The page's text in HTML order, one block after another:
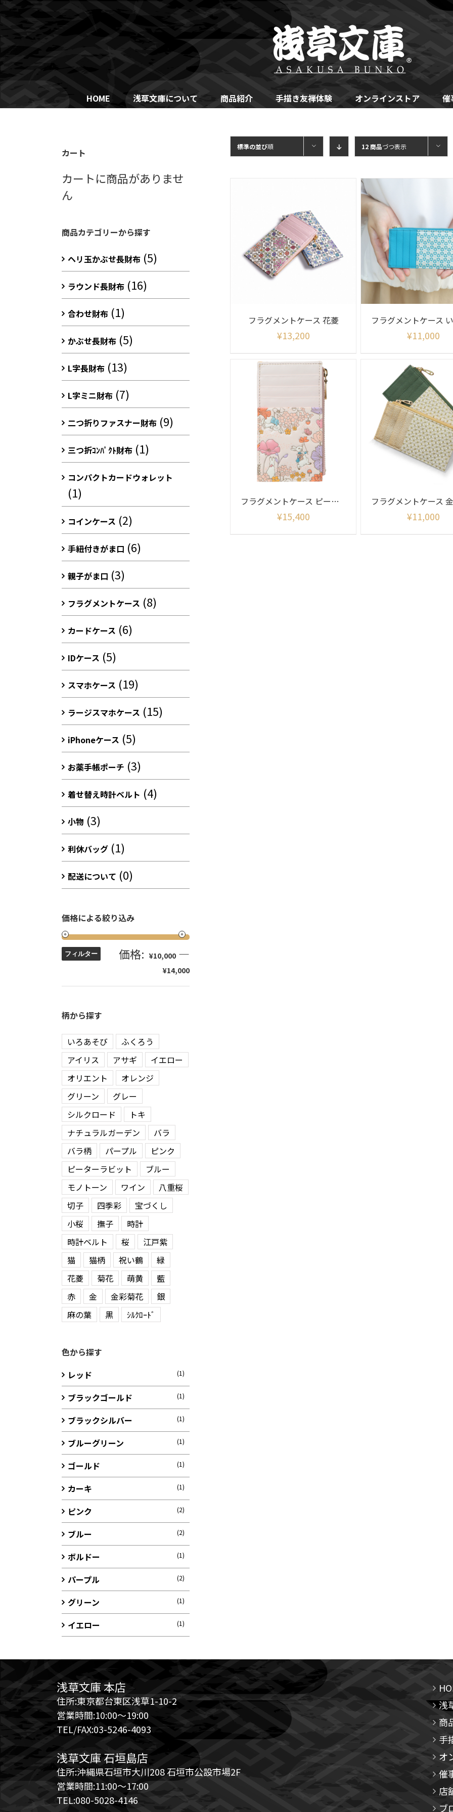
Skip
to
content
HOME 浅草文庫について 商品紹介 手描き友禅体験 オンラインストア 催
標準の並び順 12 商品づつ表示
フラグメントケース 花菱
¥13,200 ¥11,000
フラグメントケース ピーターラビット リニアメドウ柄
¥15,400 ¥11,000
カート
カートに商品がありませ
ん
商品カテゴリーから探す
ヘリ玉かぶせ長財布 (5)
ラウンド長財布 (16)
合わせ財布 (1)
かぶせ長財布 (5)
L字長財布 (13)
L字ミニ財布 (7)
二つ折りファスナー財布 (9)
三つ折ｺﾝﾊﾟｸﾄ財布 (1)
コンパクトカードウォレット
(1)
コインケース (2)
手紐付きがま口 (6)
親子がま口 (3)
フラグメントケース (8)
カードケース (6)
IDケース (5)
スマホケース (19)
ラージスマホケース (15)
iPhoneケース (5)
お薬手帳ポーチ (3)
着せ替え時計ベルト (4)
小物 (3)
利休バッグ (1)
配送について (0)
価格による絞り込み
フィルター 価格: ¥10,000 —
¥14,000
柄から探す
いろあそび
ふくろう
アイリス
アサギ
イエロー
オリエント
オレンジ
グリーン
グレー
シルクロード
トキ
ナチュラルガーデン
バラ
バラ柄
パープル
ピンク
ピーターラビット
ブルー
モノトーン
ワイン
八重桜
切子
四季彩
宝づくし
小桜
撫子
時計
時計ベルト
桜
江戸紫
猫
猫柄 祝い鶴
緑
花菱
菊花 萌黄
藍
赤
金 金彩菊花
銀
麻の葉
黒 ｼﾙｸﾛｰﾄﾞ
色から探す
レッド
(1)
ブラックゴールド (1)
ブラックシルバー (1)
ブルーグリーン (1)
ゴールド (1)
カーキ (1)
ピンク (2)
ブルー (2)
ボルドー (1)
パープル (2)
グリーン (1)
イエロー (1)
浅草文庫 本店
住所:東京都台東区浅草1-10-2
営業時間:10:00～19:00
TEL/FAX:03-5246-4093
浅草文庫 石垣島店
住所:沖縄県石垣市大川208 石垣市公設市場2F
営業時間:11:00～17:00
TEL:080-5028-4146
浅
商
手
オ
催
店
ブ